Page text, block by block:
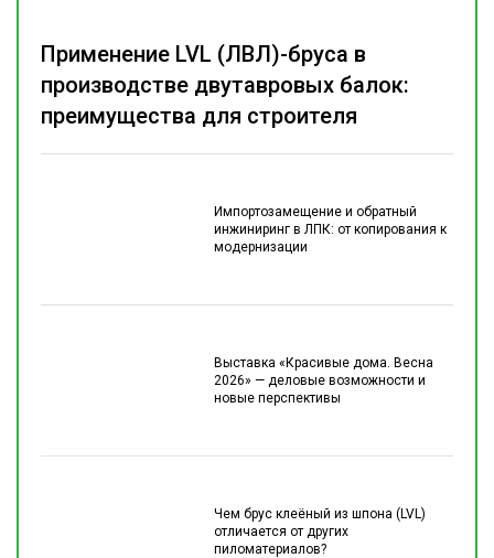
Импортозамещение и обратный
инжиниринг в ЛПК: от копирования к
модернизации
Выставка «Красивые дома. Весна
2026» — деловые возможности и
новые перспективы
Чем брус клеёный из шпона (LVL)
отличается от других
пиломатериалов?
Применение LVL (ЛВЛ)-бруса в
производстве двутавровых балок:
преимущества для строителя